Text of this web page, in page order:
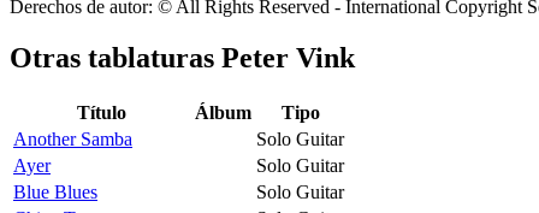
Derechos de autor: © All Rights Reserved - International Copyright
Otras tablaturas Peter Vink
Título Álbum
Tipo
Another Samba
Solo Guitar
Ayer
Solo Guitar
Blue Blues
Solo Guitar